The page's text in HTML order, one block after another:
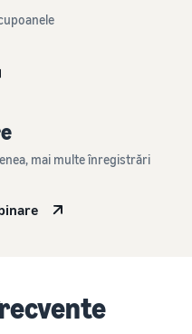
mai multe înregistrări